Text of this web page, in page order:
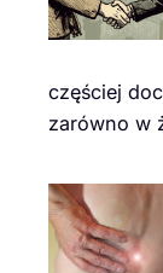
częściej
zarówno w